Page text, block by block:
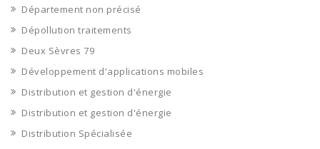
Département non précisé
Dépollution traitements
Deux Sèvres 79
Développement d'applications mobiles
Distribution et gestion d'énergie
Distribution et gestion d'énergie
Distribution Spécialisée